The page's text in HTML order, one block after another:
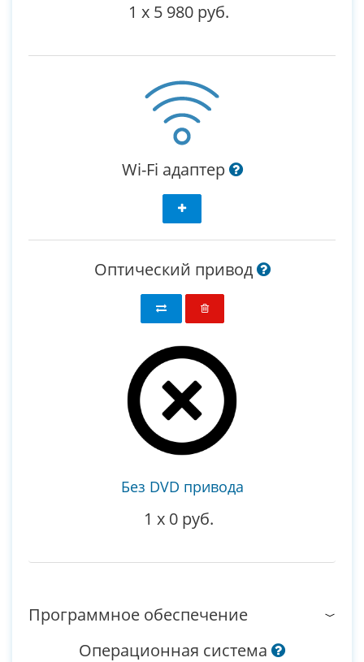
1 x 5 980 руб.
Wi-Fi адаптер
Оптический привод
Без DVD привода
1 x 0 руб.
Программное обеспечение
Операционная система